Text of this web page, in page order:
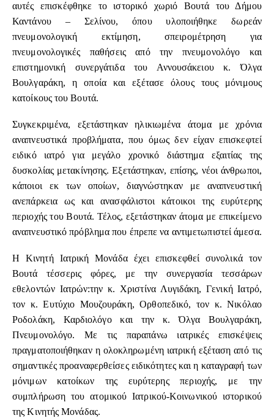
αυτές επισκέφθηκε το ιστορικό χωριό Βουτά του Δήμου
Καντάνου – Σελίνου, όπου υλοποιήθηκε δωρεάν
πνευμονολογική εκτίμηση, σπειρομέτρηση για
πνευμονολογικές παθήσεις από την πνευμονολόγο και
επιστημονική συνεργάτιδα του Αννουσάκειου κ. Όλγα
Βουλγαράκη, η οποία και εξέτασε όλους τους μόνιμους
κατοίκους του Βουτά.
Συγκεκριμένα, εξετάστηκαν ηλικιωμένα άτομα με χρόνια
αναπνευστικά προβλήματα, που όμως δεν είχαν επισκεφτεί
ειδικό ιατρό για μεγάλο χρονικό διάστημα εξαιτίας της
δυσκολίας μετακίνησης. Εξετάστηκαν, επίσης, νέοι άνθρωποι,
κάποιοι εκ των οποίων, διαγνώστηκαν με αναπνευστική
ανεπάρκεια ως και ανασφάλιστοι κάτοικοι της ευρύτερης
περιοχής του Βουτά. Τέλος, εξετάστηκαν άτομα με επικείμενο
αναπνευστικό πρόβλημα που έπρεπε να αντιμετωπιστεί άμεσα.
Η Κινητή Ιατρική Μονάδα έχει επισκεφθεί συνολικά τον
Βουτά τέσσερις φόρες, με την συνεργασία τεσσάρων
εθελοντών Ιατρών:την κ. Χριστίνα Λυγιδάκη, Γενική Ιατρό,
τον κ. Ευτύχιο Μουζουράκη, Ορθοπεδικό, τον κ. Νικόλαο
Ροδολάκη, Καρδιολόγο και την κ. Όλγα Βουλγαράκη,
Πνευμονολόγο. Με τις παραπάνω ιατρικές επισκέψεις
πραγματοποιήθηκαν η ολοκληρωμένη ιατρική εξέταση από τις
σημαντικές προαναφερθείσες ειδικότητες και η καταγραφή των
μόνιμων κατοίκων της ευρύτερης περιοχής, με την
συμπλήρωση του ατομικού Ιατρικού-Κοινωνικού ιστορικού
της Κινητής Μονάδας.